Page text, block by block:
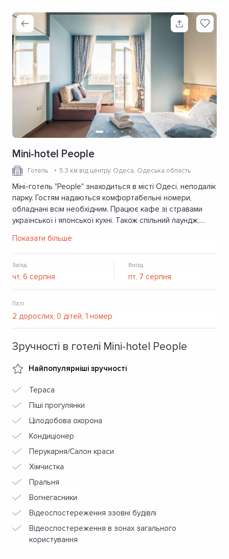
Mini-hotel People
Готель 5.3 км від центру, Одеса, Одеська область
Міні-готель "People" знаходиться в місті Одесі, неподалік
парку. Гостям надаються комфортабельні номери,
обладнані всім необхідним. Працює кафе зі стравами
української і японської кухні. Також спільний лаундж,
Показати більше
Заїзд Виїзд
Гості
Зручності в готелі Mini-hotel People
Найпопулярніші зручності
Тераса
Піші прогулянки
Цілодобова охорона
Кондиціонер
Перукарня/Салон краси
Хімчистка
Пральня
Вогнегасники
Відеоспостереження ззовні будівлі
Відеоспостереження в зонах загального
користування